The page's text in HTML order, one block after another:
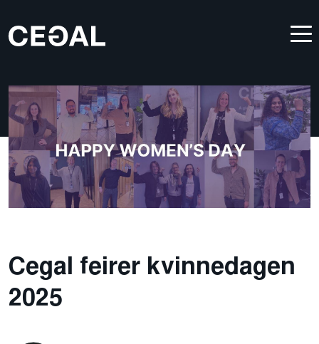
Cegal feirer kvinnedagen
2025